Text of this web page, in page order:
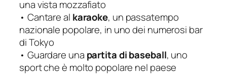
una vista mozzafiato
• Cantare al karaoke, un passatempo
nazionale popolare, in uno dei numerosi bar
di Tokyo
• Guardare una partita di baseball, uno
sport che è molto popolare nel paese